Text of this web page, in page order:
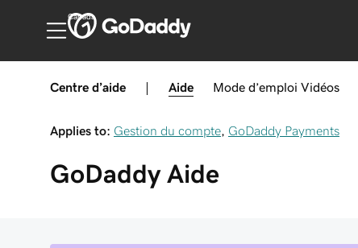
Canada
Centre d’aide Aide Mode d’emploi Vidéos
Applies to: Gestion du compte GoDaddy Payments
GoDaddy Aide